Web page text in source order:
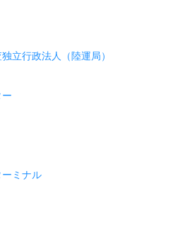
立行政法人（陸運局）
ミナル